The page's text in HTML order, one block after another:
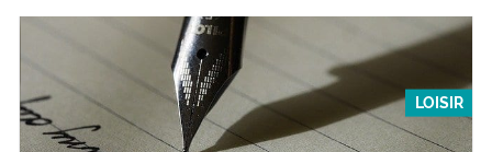
LOISIR